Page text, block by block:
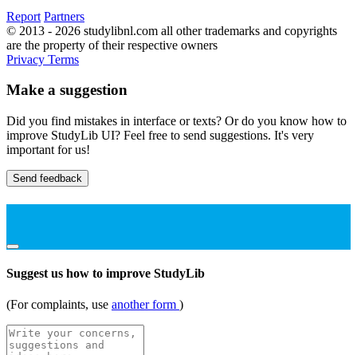
Report Partners
© 2013 - 2026 studylibnl.com all other trademarks and copyrights
are the property of their respective owners
Privacy Terms
Make a suggestion
Did you find mistakes in interface or texts? Or do you know how to
improve StudyLib UI? Feel free to send suggestions. It's very
important for us!
Send feedback
Suggest us how to improve StudyLib
(For complaints, use another form )